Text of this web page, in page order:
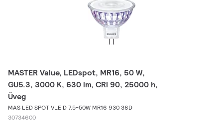
MASTER Value, LEDspot, MR16, 50 W,
GU5.3, 3000 K, 630 lm, CRI 90, 25000 h,
Üveg
MAS LED SPOT VLE D 7.5-50W MR16 930 36D
30734600